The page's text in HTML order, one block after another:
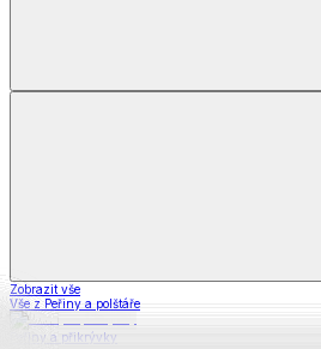
Zobrazit vše
Vše z Peřiny a polštáře
Peřiny a přikrývky